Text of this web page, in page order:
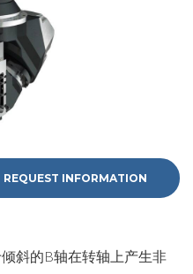
REQUEST INFORMATION
斜的B轴在转轴上产生非